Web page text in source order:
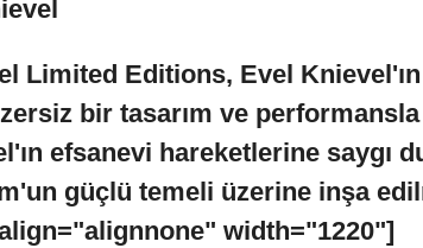
Limited Editions, Evel
bir tasarım ve
efsanevi hareketlerine saygı
güçlü temeli üzerine inşa
width="1220"]